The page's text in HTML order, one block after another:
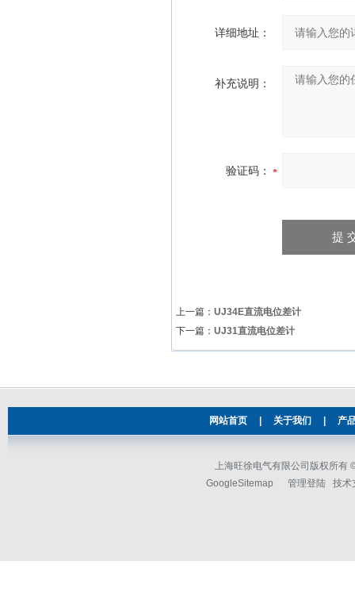
详细地址：
补充说明：
验证码：
上一篇： UJ34E直流电位差计
下一篇： UJ31直流电位差计
网站首页 关于我们 产
上海旺徐电气有限公司版权所有
GoogleSitemap
管理登陆 技术